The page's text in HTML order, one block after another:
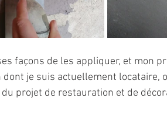
façons de les appliquer, et mon
je suis actuellement locataire,
projet de restauration et de